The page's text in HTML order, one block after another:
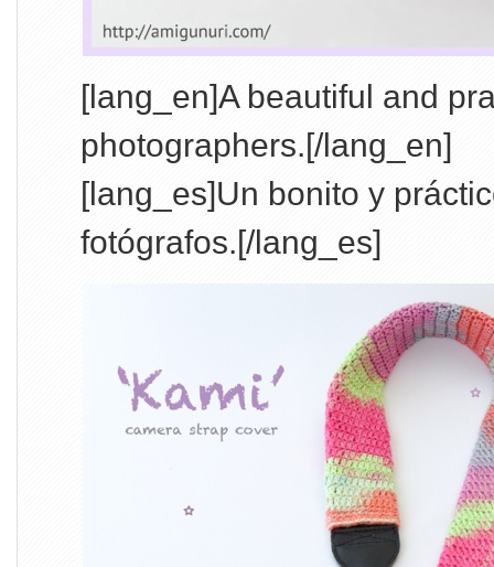
[lang_en]A beautiful and
photographers.[/lang_en]
[lang_es]Un bonito y
fotógrafos.[/lang_es]